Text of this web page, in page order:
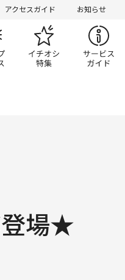
アクセスガイド お知らせ
覧 ショップニュースイチオシ特集
登場★